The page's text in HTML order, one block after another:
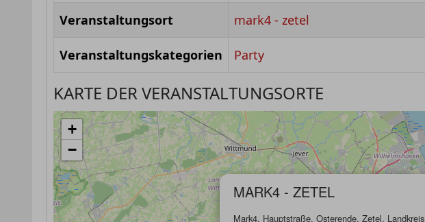
Veranstaltungsort mark4 - zetel
Veranstaltungskategorien Party
KARTE DER VERANSTALTUNGSORTE
MARK4 - ZETEL
Mark4, Hauptstraße, Osterende, Zetel, Landkreis
+
−